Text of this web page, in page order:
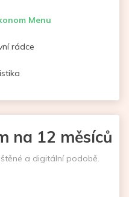
Menu
rádce
na 12 měsíců
a digitální podobě.